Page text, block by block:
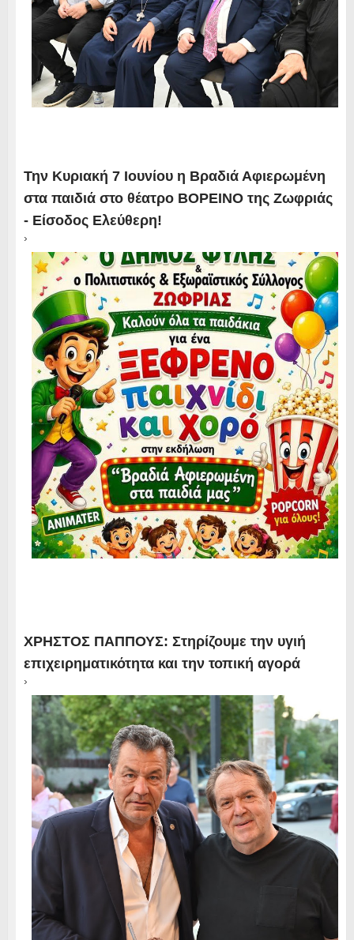
Την Κυριακή 7 Ιουνίου η Βραδιά Αφιερωμένη
στα παιδιά στο θέατρο ΒΟΡΕΙΝΟ της Ζωφριάς
- Είσοδος Ελεύθερη!
›
ΧΡΗΣΤΟΣ ΠΑΠΠΟΥΣ: Στηρίζουμε την υγιή
επιχειρηματικότητα και την τοπική αγορά
›